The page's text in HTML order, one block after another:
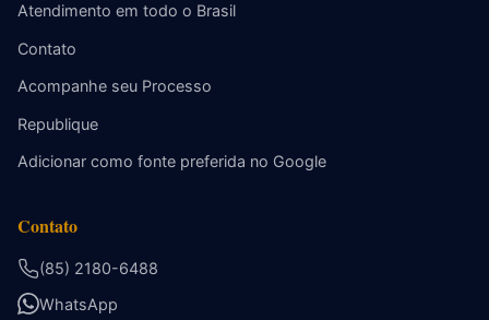
Atendimento em todo o Brasil
Contato
Acompanhe seu Processo
Republique
Adicionar como fonte preferida no Google
Contato
(85) 2180-6488
WhatsApp